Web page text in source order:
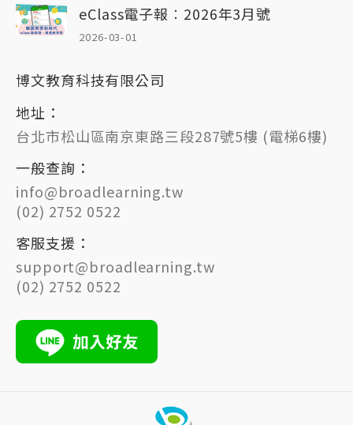
eClass電子報︰2026年3月號
2026-03-01
博文教育科技有限公司
地址：
台北市松山區南京東路三段287號5樓 (電梯6樓)
一般查詢：
info@broadlearning.tw
(02) 2752 0522
客服支援：
support@broadlearning.tw
(02) 2752 0522